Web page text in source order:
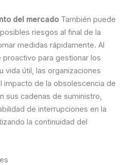
del mercado También puede
riesgos al final de la
medidas rápidamente. Al
para gestionar los
vida útil, las organizaciones
impacto de la obsolescencia de
sus cadenas de suministro,
de interrupciones en la
la continuidad del